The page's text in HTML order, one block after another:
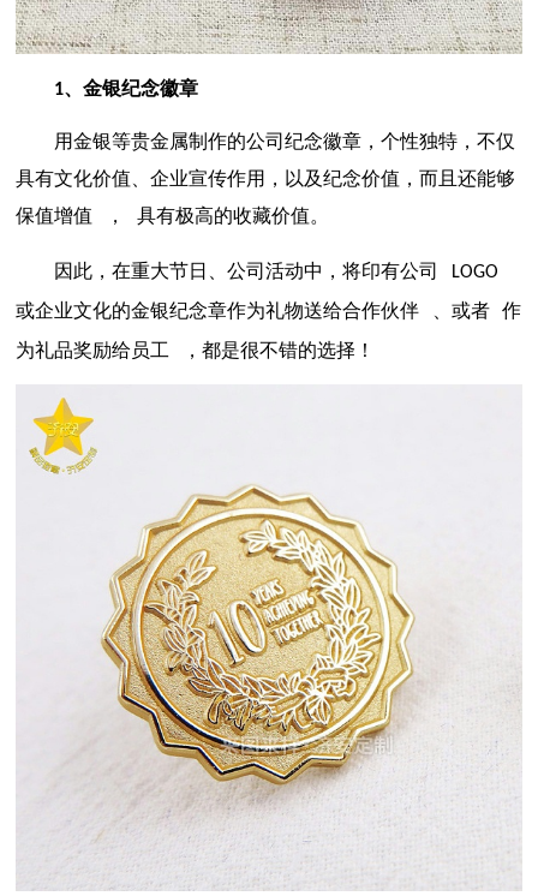
1、金银纪念徽章
用金银等贵金属制作的公司纪念徽章，个性独特，不仅
具有文化价值、企业宣传作用，以及纪念价值，而且还能够
保值增值
， 具有极高的收藏价值。
因此，在重大节日、公司活动中， 将印有公司 LOGO
或企业文化的金银纪念章作为礼物送给合作伙伴 、或者
作
为礼品奖励给员工
，都是很不错的选择！